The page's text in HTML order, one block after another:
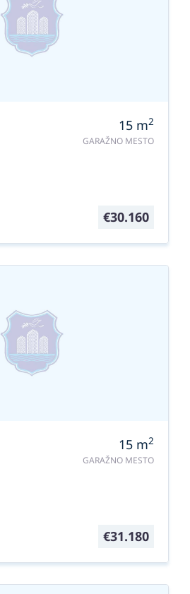
15 m2
GARAŽNO MESTO
€30.160
15 m2
GARAŽNO MESTO
€31.180